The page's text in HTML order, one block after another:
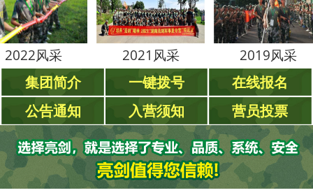
集团简介 一键拨号
在线报名
公告通知
入营须知 营员投票